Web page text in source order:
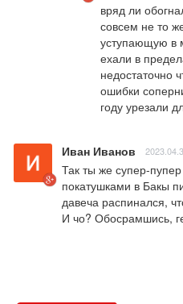
вряд ли
совсем не то
уступающую в
ехали в
недостаточно
ошибки
году урезали
Иван Иванов
Так ты же супер-
покатушками в Бакы
давеча распинался,
И чо? Обосрамшись,